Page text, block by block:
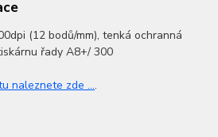
(12 bodů/mm), tenká ochranná
řady A8+/ 300
naleznete zde ....